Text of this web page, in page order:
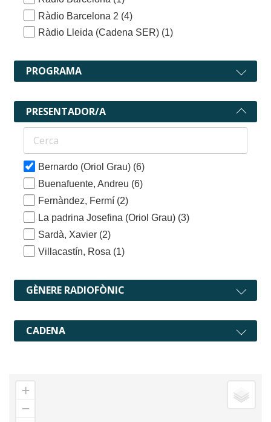
Ràdio Barcelona 2 (4)
Ràdio Lleida (Cadena SER) (1)
PROGRAMA
PRESENTADOR/A
Bernardo (Oriol Grau) (6)
Buenafuente, Andreu (6)
Fernàndez, Fermí (2)
La padrina Josefina (Oriol Grau) (3)
Sardà, Xavier (2)
Villacastín, Rosa (1)
GÈNERE RADIOFÒNIC
CADENA
+
−